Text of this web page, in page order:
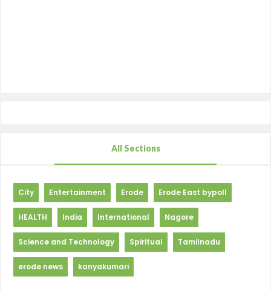
All Sections
City Entertainment Erode Erode East bypoll
HEALTH India International Nagore
Science and Technology Spiritual Tamilnadu
erode news kanyakumari